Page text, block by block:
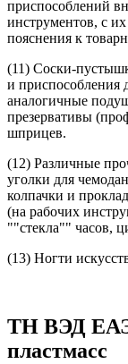
приспособлений
инструментов, с
пояснения к
(11) Соски-
и приспособления
аналогичные
презервативы
шприцев.
(12) Различные
уголки для
колпачки и
(на рабочих
""стекла"" часов,
(13) Ногти
ТН ВЭД
пластмасс